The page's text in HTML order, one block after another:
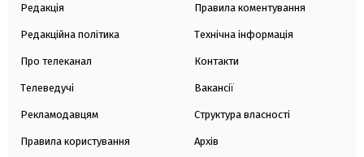
Редакція
Редакційна політика
Про телеканал
Телеведучі
Рекламодавцям
Правила користування
Правила коментування
Технічна інформація
Контакти
Вакансії
Структура власності
Архів